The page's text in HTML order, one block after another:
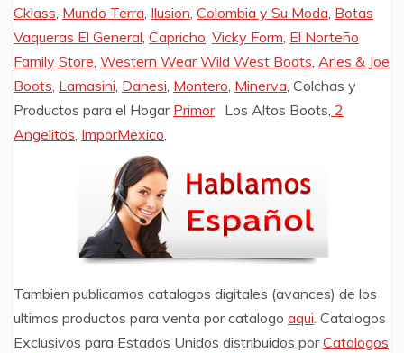
Cklass, Mundo Terra, Ilusion, Colombia y Su Moda, Botas
Vaqueras El General, Capricho, Vicky Form, El Norteño
Family Store, Western Wear Wild West Boots, Arles & Joe
Boots, Lamasini, Danesi, Montero, Minerva, Colchas y
Productos para el Hogar Primor, Los Altos Boots, 2
Angelitos, ImporMexico,
Tambien publicamos catalogos digitales (avances) de los
ultimos productos para venta por catalogo aqui. Catalogos
Exclusivos para Estados Unidos distribuidos porCatalogos